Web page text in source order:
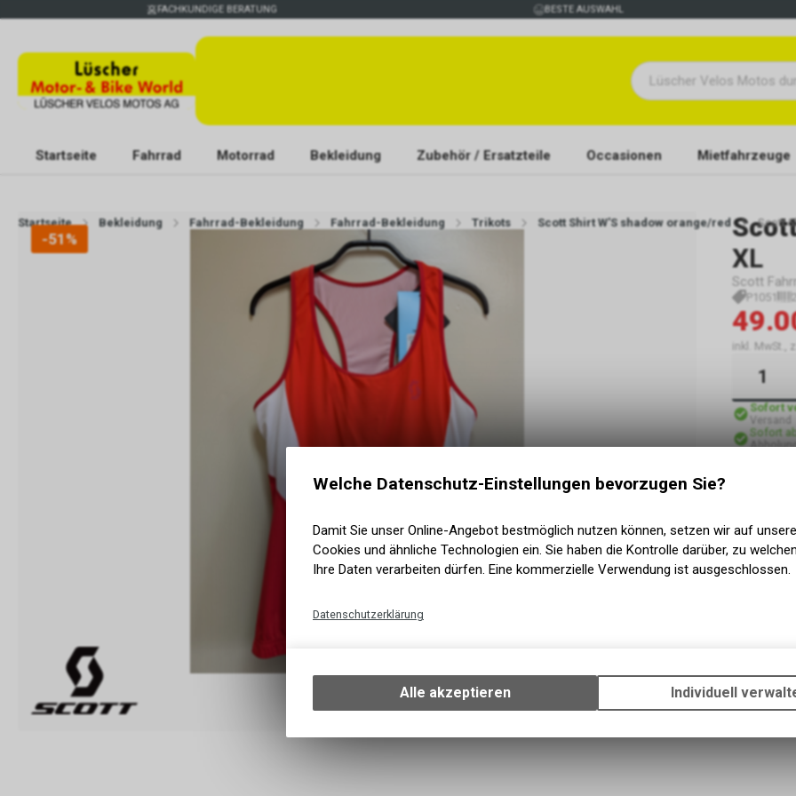
FACHKUNDIGE BERATUNG BESTE AUSWAHL
Startseite Fahrrad Motorrad Bekleidung Zubehör / Ersatzteile Occasionen Mietfahrzeuge
Startseite Bekleidung Fahrrad-Bekleidung Fahrrad-Bekleidung Trikots Scott Shirt W'S shadow orange/red Scott
-51%
XL
Scott
P1051
inkl. MwSt.,
Sofort
Versand
Sofort
Welche Datenschutz-Einstellungen bevorzugen Sie?
Damit Sie unser Online-Angebot bestmöglich nutzen können, setzen wir auf
Cookies und ähnliche Technologien ein. Sie haben die Kontrolle darüber, zu
Ihre Daten verarbeiten dürfen. Eine kommerzielle Verwendung ist ausgeschlossen.
Datenschutzerklärung
Ihrem Gerät, um die grundlegenden Funktionen unseres Online-
Verwendung des Warenkorbs, zu ermöglichen. Bitte beachten Sie,
zulassen.
Alle akzeptieren Individuell